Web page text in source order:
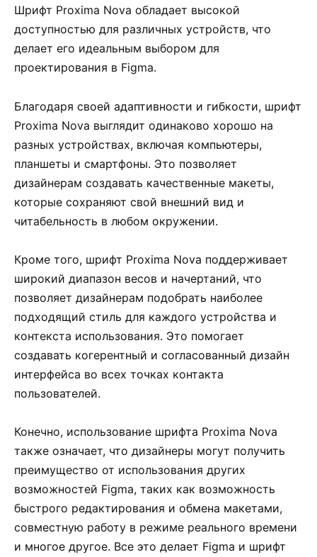
Шрифт Proxima Nova обладает высокой
доступностью для различных устройств, что
делает его идеальным выбором для
проектирования в Figma.
Благодаря своей адаптивности и гибкости, шрифт
Proxima Nova выглядит одинаково хорошо на
разных устройствах, включая компьютеры,
планшеты и смартфоны. Это позволяет
дизайнерам создавать качественные макеты,
которые сохраняют свой внешний вид и
читабельность в любом окружении.
Кроме того, шрифт Proxima Nova поддерживает
широкий диапазон весов и начертаний, что
позволяет дизайнерам подобрать наиболее
подходящий стиль для каждого устройства и
контекста использования. Это помогает
создавать когерентный и согласованный дизайн
интерфейса во всех точках контакта
пользователей.
Конечно, использование шрифта Proxima Nova
также означает, что дизайнеры могут получить
преимущество от использования других
возможностей Figma, таких как возможность
быстрого редактирования и обмена макетами,
совместную работу в режиме реального времени
и многое другое. Все это делает Figma и шрифт